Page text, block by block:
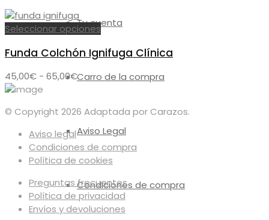
Tu cuenta
Carro de la compra
Aviso Legal
Condiciones de compra
Seleccionar opcionesEste
tiene
variantes.
opciones
se
pueden
elegir
en
página
de
producto
Funda Colchón Ignifuga Clínica
45,00€ - 65,00€Rango
desde
45,00€
hasta
65,00€
© Copyright 2026 Adaptada por Carazos.
Aviso legal
Condiciones de compra
Política de cookies
Preguntas frecuentes
Política de privacidad
Envíos y devoluciones